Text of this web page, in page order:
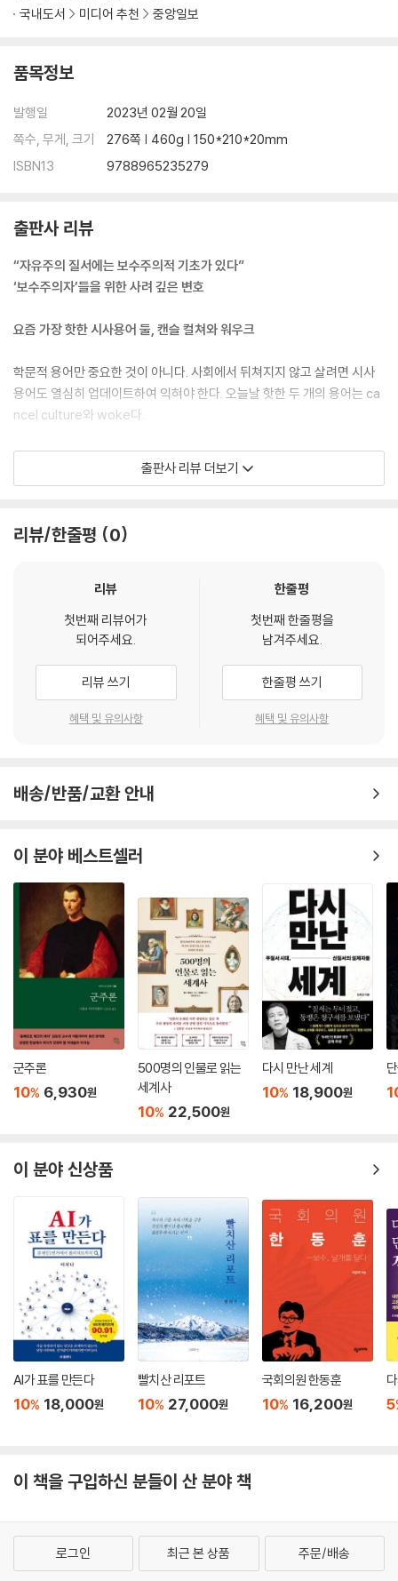
국내도서
미디어 추천 중앙일보
품목정보
발행일
2023년 02월 20일
쪽수, 무게, 크기
276쪽 | 460g | 150*210*20mm
ISBN13
9788965235279
출판사 리뷰
“자유주의 질서에는 보수주의적 기초가 있다”
‘보수주의자’들을 위한 사려 깊은 변호
요즘 가장 핫한 시사용어 둘, 캔슬 컬쳐와 워우크
학문적 용어만 중요한 것이 아니다. 사회에서 뒤쳐지지 않고 살려면 시사
용어도 열심히 업데이트하여 익혀야 한다. 오늘날 핫한 두 개의 용어는 ca
ncel culture와 woke다.
캔슬 컬처(cancel culture)는 누군가가 어떤 저명인의 과거 잘못된 행동
이나 발언을 찾아내어 고발하면 많은 사람들의 비판이 쇄도함으로써 그 저
요즘 우리 사회에서 크게 이슈화 되고 있는 학폭도 그 하나이다. 우리말의
'woke'(워우크)는 잠을 깨우다,라는 wake 동사의 과거분사형으로 ‘깨어
적 이슈에 대해 잘 알고 있고, 차별 등 사회적 불의를 인식하고 있음을 의미
하게 되었다. 2017년에는 옥스포드 사전에도 공식적으로 올랐다. 우리 사
회에서는 ‘깨시민’이라는 말이 있다.
이 두 용어가 요즘 미국을 비롯 전 세계를 강타하고 있는 PC주의와 정체성
위해 『모든 사회의 기초는 보수다』를 썼다. 그에 의하면
도덕과 문화를 전복하려는 소위 ‘워우크’(woke) 세력은 끊임없이 서구 세
계의 주요 제도들을 향한 파괴적인 행진을 계속하고 있다. 미국의 대학들
은 서구 역사를 억압과 착취로 프레임화(化)하여 모든 선하고 위대한 것들
을 ‘취소’하려 한다. 요컨대 기존의 권위에 대한 재빠른 공격이다. 이 끊임
없는 공격의 과정이 너무도 규칙적이어서 이제는 실제로 그 공격이 가지고
있는 혁명적인 성격을 알아차리거나 식별하지 못할 지경이다. 우리의 정치
질서는 정치력을 상실했고, 가족은 과거 자신의 껍데기일 뿐이며, 교회 내
영향력 있는 흐름은 더 이상 기독교 자선의 숭고한 요구와 민주적 인도주
의의 선동적 호소를 구분하지 못하게 되었다.
‘깨어있는’ 세력은 또한 남성과 여성의 생물학적 차이 자체를 부정하며 남
이데올로기이다. 이들은 인종과 정체성 정치에 사로잡혀 서구 세계의 근간
인 기독교 전통과 주요 제도들을 파괴하고 있다. 그리고는 끝내 민주주의
의 도덕적 기초를 침식하면서 전체주의를 불러들이고 있다.
그러므로 보수적 자유주의자들은 과거 세대가 나치와 공산 전체주의를 상
대로 싸웠듯이 캔슬 문화와 워우크 세력에 맞서 싸워야 한다. 이들은 모든
것을 무(無)로 돌리는 허무주의자들이다. 이 새로운 허무주의자들은 ‘민주
주의자’를 참칭해 ‘자유’라는 용어를 오용하고 있고, 종국적으로는 ‘자유문
명’을 침식시키고 파괴한다.
우선 순수 민주주의에 대한 집착이 가장 위험하다. 순수 민주주의를 맹신
하는 사람들은 자유를 무모한 방종과 혼동하고 평등을 과감한 열의로 탈바
꿈 하면서 모든 고결함과 개인의 탁월성을 깎아내린다. 결국 우리가 향유
과 마찬가지로 반(反)자유적이고 포악스러운 사회가 되고 만다.
레이몽 아롱
출판사 리뷰 더보기
리뷰/한줄평 0
리뷰
첫번째 리뷰어가
되어주세요.
리뷰 쓰기
혜택 및 유의사항
한줄평
첫번째 한줄평을
남겨주세요.
한줄평 쓰기
혜택 및 유의사항
배송/반품/교환 안내
이 분야 베스트셀러
군주론
10% 6,930원
500명의 인물로 읽는
세계사
10% 22,500원
다시 만난 세계
10% 18,900원
이 분야 신상품
AI가 표를 만든다
10% 18,000원
빨치산 리포트
10% 27,000원
국회의원 한동훈
10% 16,200원 5
이 책을 구입하신 분들이 산 분야 책
로그인 최근 본 상품 주문/배송